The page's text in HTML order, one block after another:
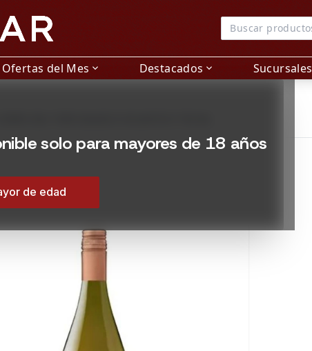
Ofertas del Mes expand_more Destacados expand_more Sucursales
solo para mayores de 18 años
de edad
DEL TORO BLANCO ATLANTICO 750 ML